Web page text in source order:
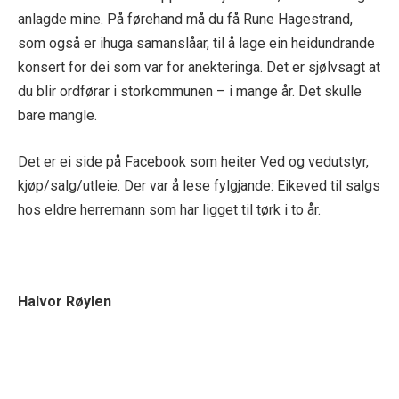
anlagde mine. På førehand må du få Rune Hagestrand,
som også er ihuga samanslåar, til å lage ein heidundrande
konsert for dei som var for anekteringa. Det er sjølvsagt at
du blir ordførar i storkommunen – i mange år. Det skulle
bare mangle.
Det er ei side på Facebook som heiter Ved og vedutstyr,
kjøp/salg/utleie. Der var å lese fylgjande: Eikeved til salgs
hos eldre herremann som har ligget til tørk i to år.
Halvor Røylen